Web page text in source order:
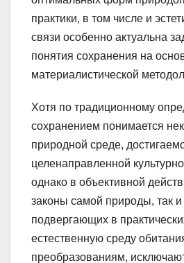
практики, в том числе и
связи особенно актуальна
понятия сохранения на
материалистической
Хотя по традиционному
сохранением понимается
природной среде,
целенаправленной
однако в объективной
законы самой природы, так
подвергающих в
естественную среду
преобразованиям,